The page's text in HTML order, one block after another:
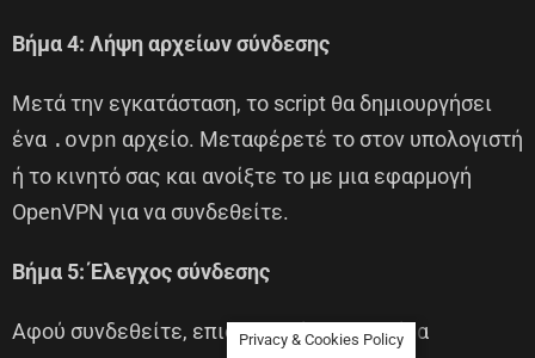
Βήμα 4: Λήψη αρχείων σύνδεσης
Μετά την εγκατάσταση, το script θα δημιουργήσει
ένα .ovpn αρχείο. Μεταφέρετέ το στον υπολογιστή
ή το κινητό σας και ανοίξτε το με μια εφαρμογή
OpenVPN για να συνδεθείτε.
Βήμα 5: Έλεγχος σύνδεσης
Αφού συνδεθείτε, επισκεφθείτε τη σελίδα
Privacy & Cookies Policy